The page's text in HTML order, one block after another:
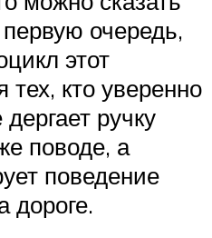
очередь,
этот
тех, кто уверенно
ручку
поводе, а
поведение
дороге.